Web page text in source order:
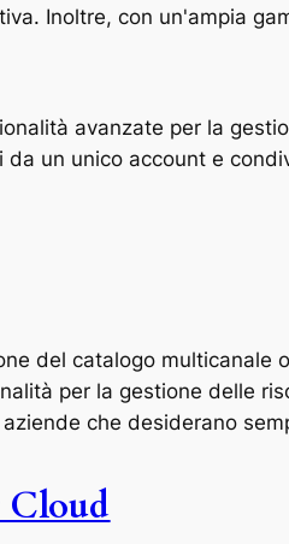
Inoltre, con un'ampia
avanzate per la
un unico account e
del catalogo
per la gestione delle
che desiderano
Cloud